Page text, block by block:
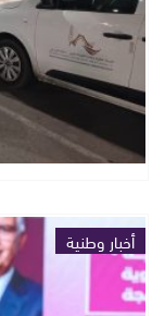
أخبار وطنية